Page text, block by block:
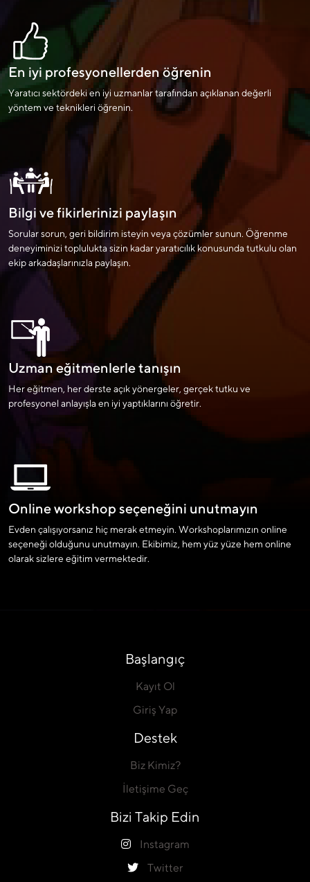
En iyi profesyonellerden öğrenin
Yaratıcı sektördeki en iyi uzmanlar tarafından açıklanan değerli
yöntem ve teknikleri öğrenin.
Bilgi ve fikirlerinizi paylaşın
Sorular sorun, geri bildirim isteyin veya çözümler sunun. Öğrenme
deneyiminizi toplulukta sizin kadar yaratıcılık konusunda tutkulu olan
ekip arkadaşlarınızla paylaşın.
Uzman eğitmenlerle tanışın
Her eğitmen, her derste açık yönergeler, gerçek tutku ve
profesyonel anlayışla en iyi yaptıklarını öğretir.
Online workshop seçeneğini unutmayın
Evden çalışıyorsanız hiç merak etmeyin. Workshoplarımızın online
seçeneği olduğunu unutmayın. Ekibimiz, hem yüz yüze hem online
olarak sizlere eğitim vermektedir.
Başlangıç
Kayıt Ol
Giriş Yap
Destek
Biz Kimiz?
İletişime Geç
Bizi Takip Edin
Instagram
Twitter